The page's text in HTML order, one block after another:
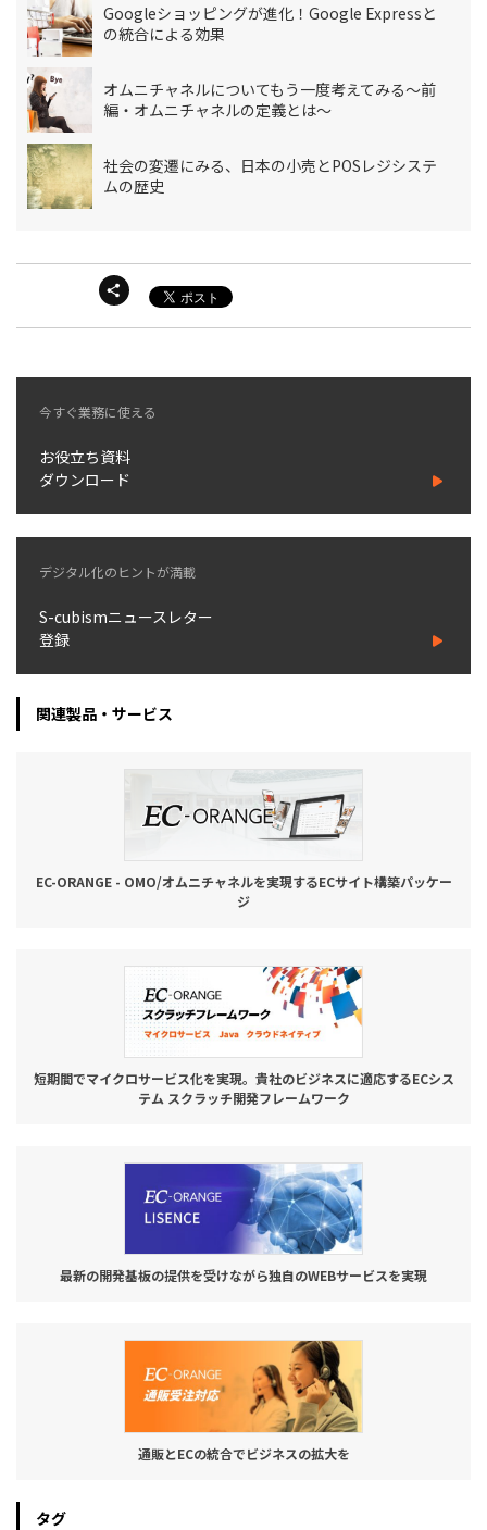
Googleショッピングが進化！Google Expressと
の統合による効果
オムニチャネルについてもう一度考えてみる～前
編・オムニチャネルの定義とは～
社会の変遷にみる、日本の小売とPOSレジシステ
ムの歴史
今すぐ業務に使える
お役立ち資料
ダウンロード
デジタル化のヒントが満載
S-cubismニュースレター
登録
関連製品・サービス
EC-ORANGE - OMO/オムニチャネルを実現するECサイト構築パッケー
ジ
短期間でマイクロサービス化を実現。貴社のビジネスに適応するECシス
テム スクラッチ開発フレームワーク
最新の開発基板の提供を受けながら独自のWEBサービスを実現
通販とECの統合でビジネスの拡大を
タグ